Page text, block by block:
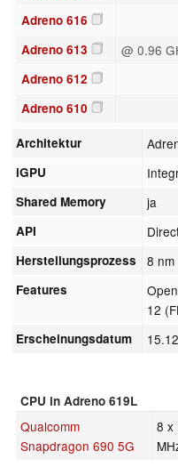
Adreno 616
Adreno 613
@ 0.96
Adreno 612
Adreno 610
Architektur
iGPU
Shared Memory ja
API
Herstellungsprozess 8 nm
Features
12
Erscheinungsdatum
CPU in Adreno 619L
Qualcomm
Snapdragon 690 5G
8 x